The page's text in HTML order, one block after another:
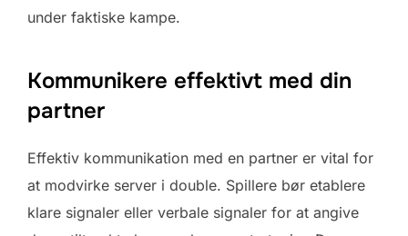
under faktiske kampe.
Kommunikere effektivt med din
partner
Effektiv kommunikation med en partner er vital for
at modvirke server i double. Spillere bør etablere
klare signaler eller verbale signaler for at angive